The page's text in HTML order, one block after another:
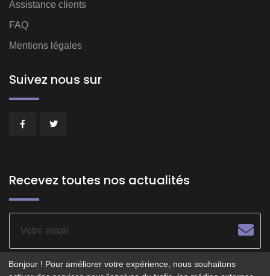
Assistance clients
FAQ
Mentions légales
Suivez nous sur
Recevez toutes nos actualités
Bonjour ! Pour améliorer votre expérience, nous souhaitons